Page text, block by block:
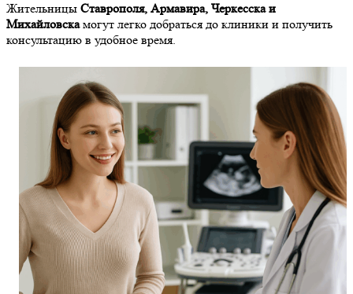
Жительницы Ставрополя, Армавира, Черкесска и
Михайловскамогут легко добраться до клиники и получить
консультацию в удобное время.